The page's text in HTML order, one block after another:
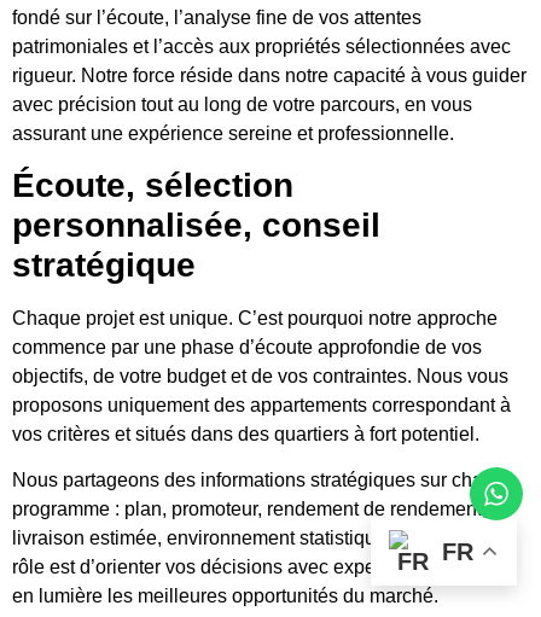
fondé sur l’écoute, l’analyse fine de vos attentes
patrimoniales et l’accès aux propriétés sélectionnées avec
rigueur. Notre force réside dans notre capacité à vous guider
avec précision tout au long de votre parcours, en vous
assurant une expérience sereine et professionnelle.
Écoute, sélection
personnalisée, conseil
stratégique
Chaque projet est unique. C’est pourquoi notre approche
commence par une phase d’écoute approfondie de vos
objectifs, de votre budget et de vos contraintes. Nous vous
proposons uniquement des appartements correspondant à
vos critères et situés dans des quartiers à fort potentiel.
Nous partageons des informations stratégiques sur chaque
programme : plan, promoteur, rendement de rendement,
livraison estimée, environnement statistique futur… Notre
rôle est d’orienter vos décisions avec expertise, en mettant
en lumière les meilleures opportunités du marché.
FR